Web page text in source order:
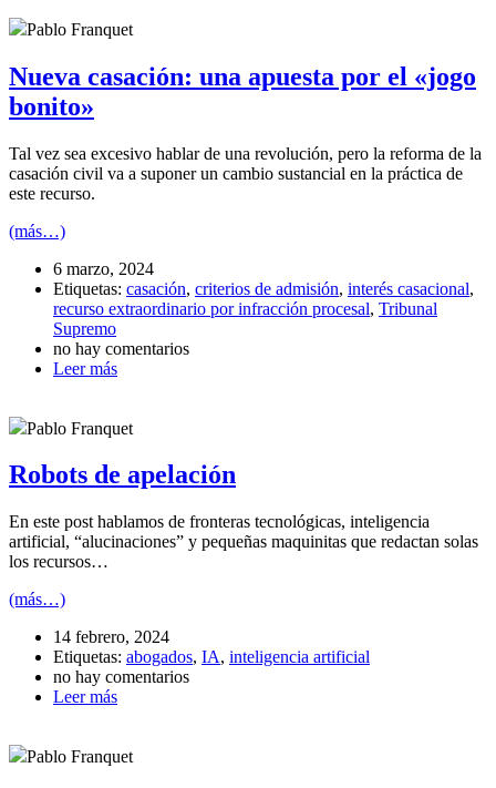
Pablo Franquet
Nueva casación: una apuesta por el «jogo
bonito»
Tal vez sea excesivo hablar de una revolución, pero la reforma de la
casación civil va a suponer un cambio sustancial en la práctica de
este recurso.
(más…)
6 marzo, 2024
Etiquetas: casación, criterios de admisión, interés casacional,
recurso extraordinario por infracción procesal, Tribunal
Supremo
no hay comentarios
Leer más
Pablo Franquet
Robots de apelación
En este post hablamos de fronteras tecnológicas, inteligencia
artificial, “alucinaciones” y pequeñas maquinitas que redactan solas
los recursos…
(más…)
14 febrero, 2024
Etiquetas: abogados, IA, inteligencia artificial
no hay comentarios
Leer más
Pablo Franquet